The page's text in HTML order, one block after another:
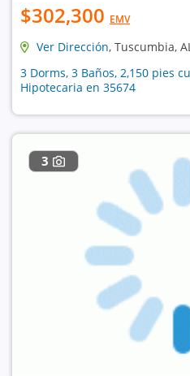
$302,300 EMV
Ver Dirección, Tuscumbia,
3 Dorms, 3 Baños, 2,150 pies
Hipotecaria en 35674
3